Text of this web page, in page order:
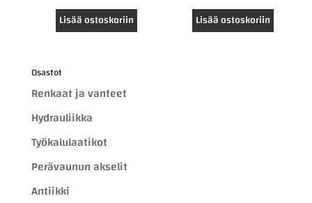
Lisää ostoskoriin Lisää ostoskoriin
Osastot
Renkaat ja vanteet
Hydrauliikka
Työkalulaatikot
Perävaunun akselit
Antiikki